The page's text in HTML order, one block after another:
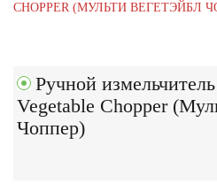
CHOPPER (МУЛЬТИ ВЕГЕТЭЙБЛ
Ручной
Vegetable Chopper
Чоппер)